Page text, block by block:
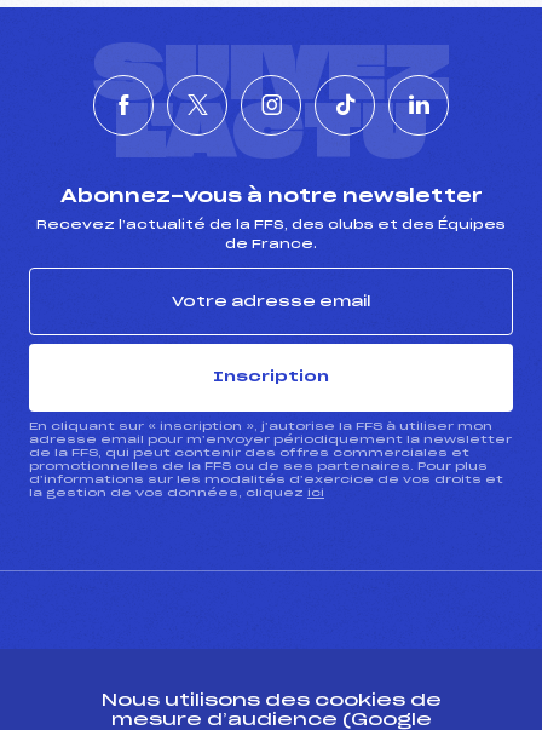
SUIVEZ
L'ACTU
Abonnez-vous à notre newsletter
Recevez l’actualité de la FFS, des clubs et des Équipes
de France.
Inscription
En cliquant sur « inscription », j’autorise la FFS à utiliser mon
adresse email pour m’envoyer périodiquement la newsletter
de la FFS, qui peut contenir des offres commerciales et
promotionnelles de la FFS ou de ses partenaires. Pour plus
d’informations sur les modalités d’exercice de vos droits et
la gestion de vos données, cliquez ici
Nous utilisons des cookies de
mesure d’audience (Google